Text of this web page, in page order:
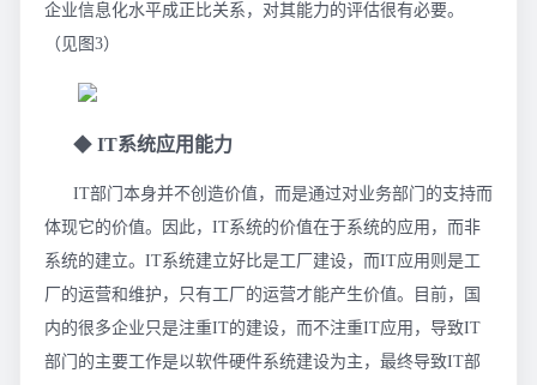
企业信息化水平成正比关系，对其能力的评估很有必要。
（见图3）
◆ IT系统应用能力
IT部门本身并不创造价值，而是通过对业务部门的支持而
体现它的价值。因此，IT系统的价值在于系统的应用，而非
系统的建立。IT系统建立好比是工厂建设，而IT应用则是工
厂的运营和维护，只有工厂的运营才能产生价值。目前，国
内的很多企业只是注重IT的建设，而不注重IT应用，导致IT
部门的主要工作是以软件硬件系统建设为主，最终导致IT部